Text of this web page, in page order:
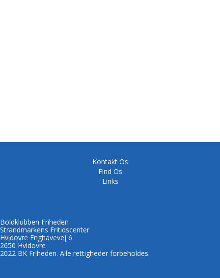
Kontakt Os
Find Os
Links
Boldklubben Friheden
Strandmarkens Fritidscenter
Hvidovre Enghavevej 6
2650 Hvidovre
2022 BK Friheden. Alle rettigheder forbeholdes.